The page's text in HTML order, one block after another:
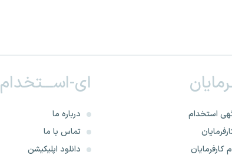
استخدام
کارفرمایان
ای-اســـتخدام
درباره ما
تماس با ما
دانلود اپلیکیشن